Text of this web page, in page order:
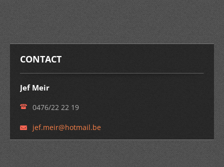
CONTACT
Jef Meir
0476/22 22 19
jef.meir@hotmail.be